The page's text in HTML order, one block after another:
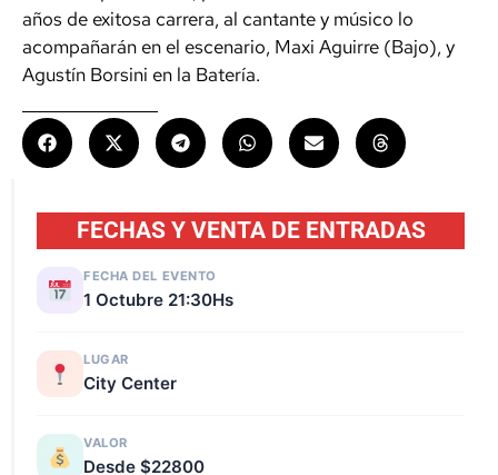
años de exitosa carrera, al cantante y músico lo
acompañarán en el escenario, Maxi Aguirre (Bajo), y
Agustín Borsini en la Batería.
FECHAS Y VENTA DE ENTRADAS
FECHA DEL EVENTO
1 Octubre 21:30Hs
LUGAR
City Center
VALOR
Desde $22800